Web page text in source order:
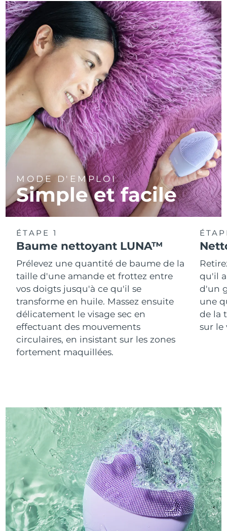
MODE D'EMPLOI
Simple et facile
ÉTAPE 1
Baume nettoyant LUNA™
Prélevez une quantité de baume de la
taille d'une amande et frottez entre
vos doigts jusqu'à ce qu'il se
transforme en huile. Massez ensuite
délicatement le visage sec en
effectuant des mouvements
circulaires, en insistant sur les zones
fortement maquillées.
qu'il
d'un
une
de la
sur le